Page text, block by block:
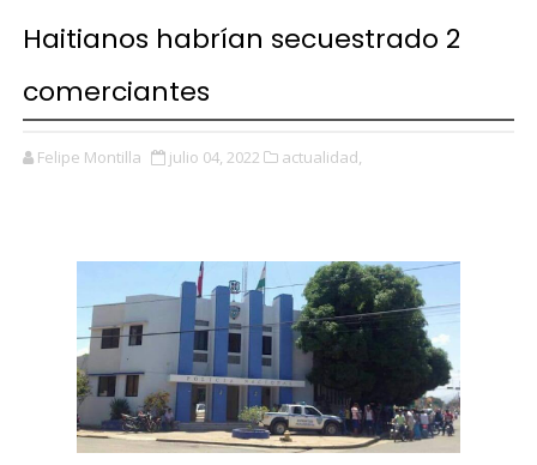
Haitianos habrían secuestrado 2
comerciantes
Felipe Montilla julio 04, 2022 actualidad,